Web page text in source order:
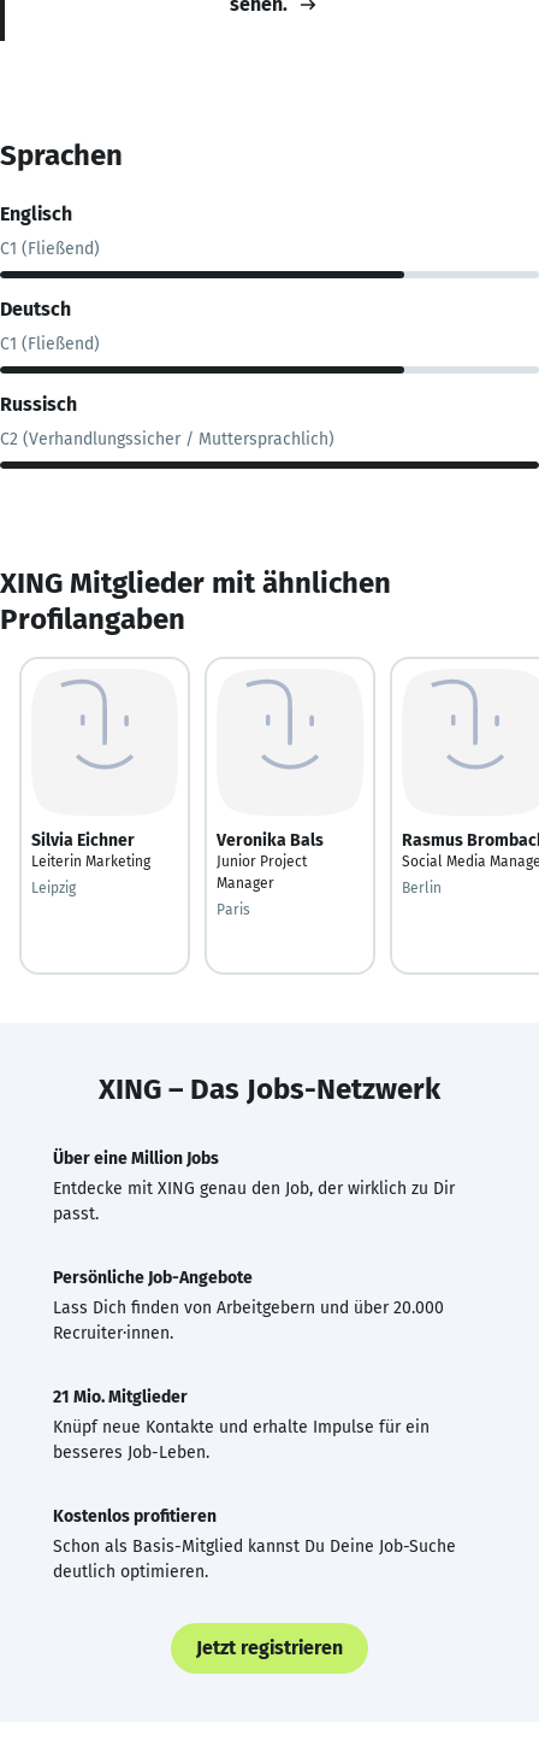
Sprachen
Englisch
C1 (Fließend)
Deutsch
C1 (Fließend)
Russisch
C2 (Verhandlungssicher / Muttersprachlich)
XING Mitglieder mit ähnlichen
Profilangaben
Silvia Eichner
Leiterin Marketing
Leipzig
Veronika Bals
Junior Project
Manager
Paris
Rasmus
Social Media
Berlin
XING – Das Jobs-Netzwerk
Über eine Million Jobs
Entdecke mit XING genau den Job, der wirklich zu Dir
passt.
Persönliche Job-Angebote
Lass Dich finden von Arbeitgebern und über 20.000
Recruiter·innen.
21 Mio. Mitglieder
Knüpf neue Kontakte und erhalte Impulse für ein
besseres Job-Leben.
Kostenlos profitieren
Schon als Basis-Mitglied kannst Du Deine Job-Suche
deutlich optimieren.
Jetzt registrieren